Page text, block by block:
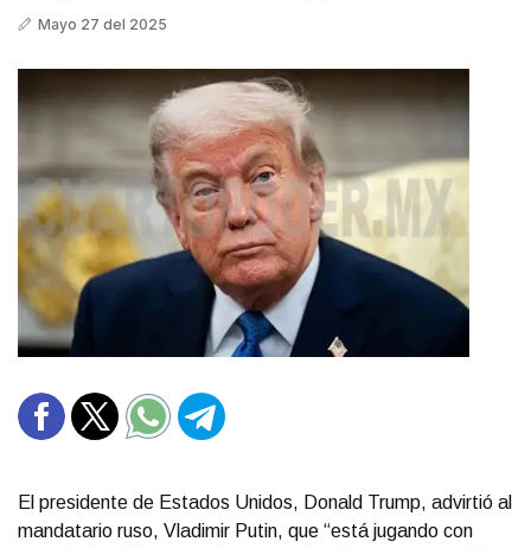
Mayo 27 del 2025
El presidente de Estados Unidos, Donald Trump, advirtió al
mandatario ruso, Vladimir Putin, que “está jugando con